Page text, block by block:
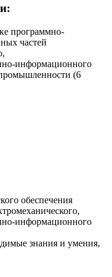
программно-
частей
информационного
(6
обеспечения
информационного
знания и умения,